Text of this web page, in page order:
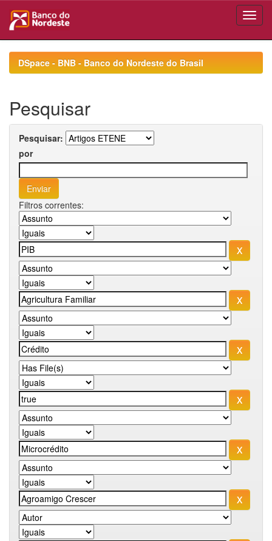
navigationDSpace - BNB - Banco do Nordeste do Brasil
Pesquisar
Pesquisar:
por
Filtros correntes: